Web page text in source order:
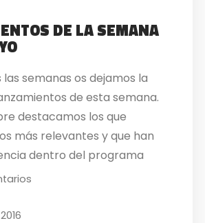
DE LA SEMANA
semanas os dejamos la
de esta semana.
destacamos los que
más relevantes y que han
dentro del programa
todos los martes. El primero
esperadísimo juego exclusivo
4, Uncharted 4: El